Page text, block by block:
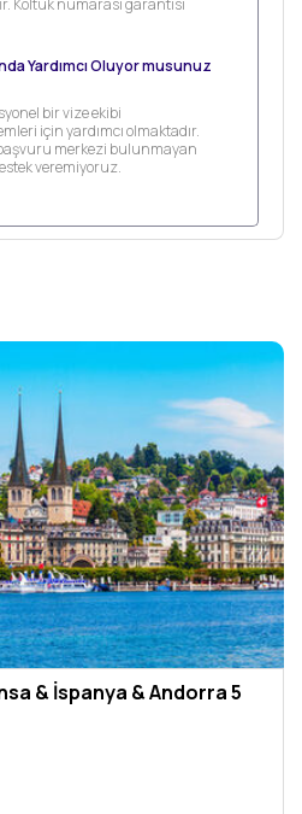
Koltuk numarası garantisi
Yardımcı Oluyor musunuz
bir vize ekibi
için yardımcı olmaktadır.
merkezi bulunmayan
veremiyoruz.
& İspanya & Andorra 5